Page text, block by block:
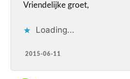
Vriendelijke groet,
Loading...
2015-06-11